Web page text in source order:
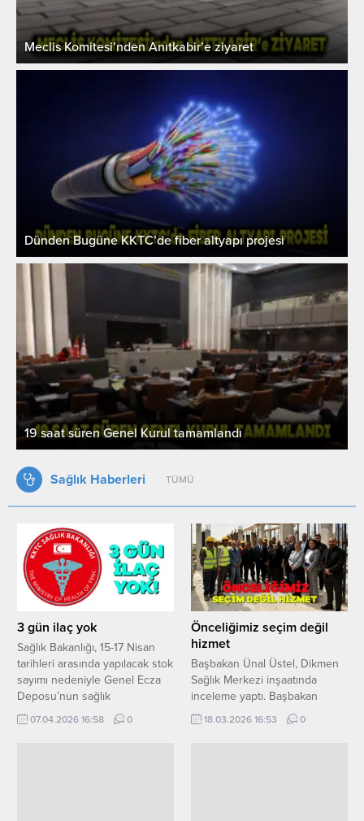
Meclis Komitesi’nden Anıtkabir’e ziyaret
Dünden Bugüne KKTC’de fiber altyapı projesi
19 saat süren Genel Kurul tamamlandı
Sağlık Haberleri TÜMÜ
3 gün ilaç yok
Sağlık Bakanlığı, 15-17 Nisan
tarihleri arasında yapılacak stok
sayımı nedeniyle Genel Ecza
Deposu’nun sağlık
kuruluşlarına ve reçetelere
geçici süreyle hizmet
07.04.2026 16:58 0
Önceliğimiz seçim değil
hizmet
Başbakan Ünal Üstel, Dikmen
Sağlık Merkezi inşaatında
inceleme yaptı. Başbakan
Üstel, burada yaptığı
konuşmada, bir sözü daha
18.03.2026 16:53 0